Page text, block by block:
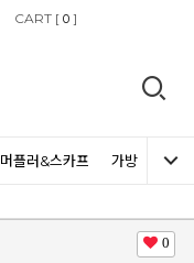
CART [0 ]
머플러&스카프 가방 신발
0